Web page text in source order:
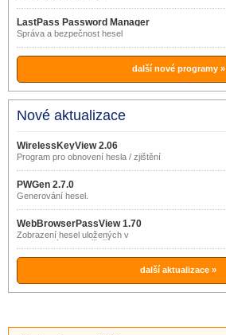
LastPass Password Manager
4.55.0
Správa a bezpečnost hesel
další nové programy »
Nové aktualizace
WirelessKeyView 2.06
Program pro obnovení hesla / zjištění
PWGen 2.7.0
Generování hesel.
WebBrowserPassView 1.70
Zobrazení hesel uložených v
internetových prohlížečích.
další aktualizace »